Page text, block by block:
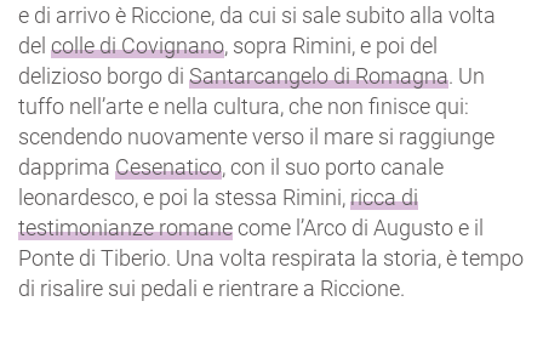
e di arrivo è Riccione, da cui si sale subito alla volta
del colle di Covignano, sopra Rimini, e poi del
delizioso borgo di Santarcangelo di Romagna. Un
tuffo nell’arte e nella cultura, che non finisce qui:
scendendo nuovamente verso il mare si raggiunge
dapprima Cesenatico, con il suo porto canale
leonardesco, e poi la stessa Rimini,ricca di
testimonianze romanecome l’Arco di Augusto e il
Ponte di Tiberio. Una volta respirata la storia, è tempo
di risalire sui pedali e rientrare a Riccione.